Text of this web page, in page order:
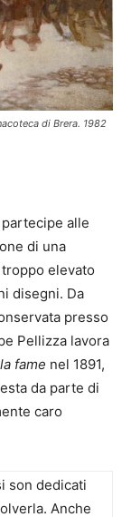
di Brera. 1982
alle
di una
elevato
disegni. Da
presso
Pellizza lavora
fame nel 1891,
da parte di
caro
son dedicati
Anche